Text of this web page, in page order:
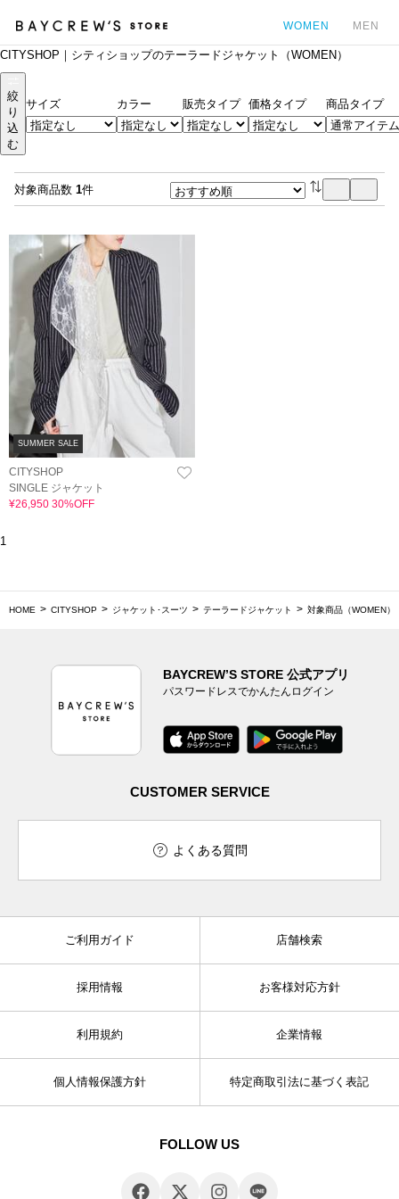
WOMEN MEN
CITYSHOP｜シティショップのテーラードジャケット（WOMEN）
絞
り
込
む
サイズ カラー 販売タイプ 価格タイプ 商品タイプ
対象商品数 1件
SUMMER SALE
CITYSHOP
SINGLE ジャケット
¥26,950 30%OFF
1
HOME CITYSHOP ジャケット･スーツ テーラードジャケット 対象商品（WOMEN）
BAYCREW’S STORE 公式アプリ
パスワードレスでかんたんログイン
CUSTOMER SERVICE
よくある質問
ご利用ガイド 店舗検索
採用情報 お客様対応方針
利用規約 企業情報
個人情報保護方針 特定商取引法に基づく表記
FOLLOW US